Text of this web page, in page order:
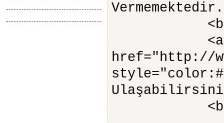
<br
<a
href="http://
<br